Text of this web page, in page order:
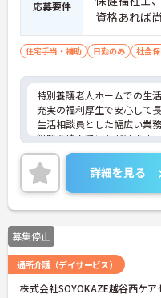
応募要件
資格あれば
須：ＡＴ限
住宅手当・補助 日勤のみ 社会
特別養護老人ホームでの生
充実の福利厚生で安心して
生活相談員とした幅広い業
経験を積んでいただけます。
ご興味ある方には、面接の
細をお話致しますのでお気
詳細を見る
募集停止
通所介護（デイサービス）
株式会社SOYOKAZE越谷西ケア